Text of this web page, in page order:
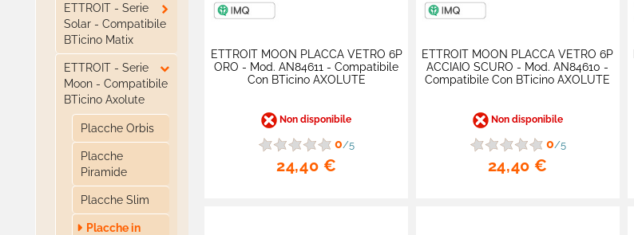
ETTROIT - Serie
Solar - Compatibile
BTicino Matix

ETTROIT - Serie
Moon - Compatibile
BTicino Axolute

Placche Orbis
Placche
Piramide
Placche Slim
Placche in
ETTROIT MOON PLACCA VETRO 6P
ORO - Mod. AN84611 - Compatibile
Con BTicino AXOLUTE
Non disponibile
0/5
24,40 €
ETTROIT MOON PLACCA VETRO 6P
ACCIAIO SCURO - Mod. AN84610 -
Compatibile Con BTicino AXOLUTE
Non disponibile
0/5
24,40 €